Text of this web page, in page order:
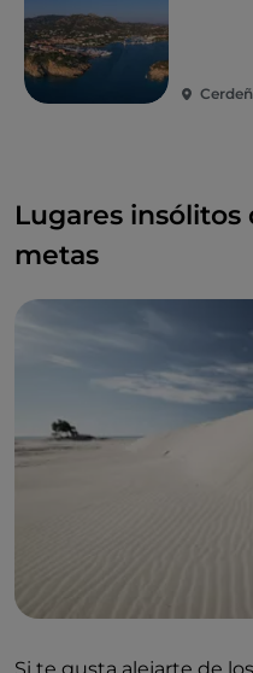
Maddalena
Lugares insólitos
metas